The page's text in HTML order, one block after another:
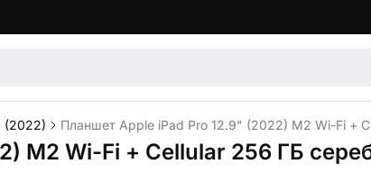
(2022) Планшет Apple iPad Pro 12.9" (2022) M2 Wi-Fi +
M2 Wi-Fi + Cellular 256 ГБ